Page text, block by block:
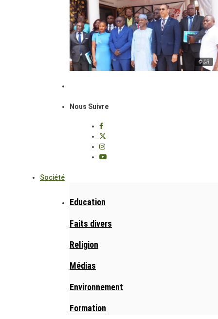
© DR
Nous Suivre
Société
Education
Faits divers
Religion
Médias
Environnement
Formation